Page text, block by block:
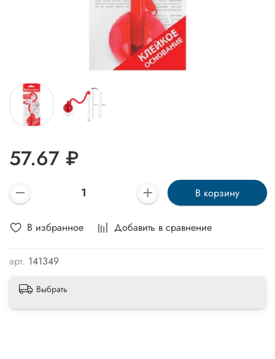
В избранное Добавить в сравнение
арт. 141349
57.67 ₽
В корзину
Выбрать